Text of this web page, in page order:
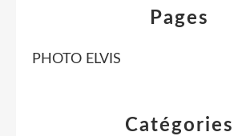
Catégories
Pages
PHOTO ELVIS